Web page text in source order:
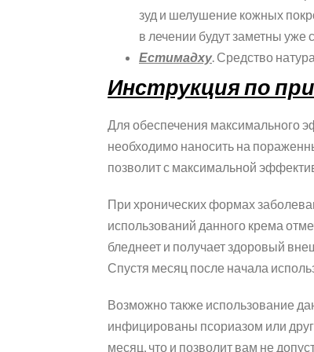
зуд и шелушение кожных
в лечении будут заметны уже
Естимадху. Средство
Инструкция по
Для обеспечения максимального
необходимо наносить на
позволит с максимальной
При хронических формах
использований данного крема
бледнеет и получает здоровый
Спустя месяц после начала
Возможно также использование
инфицированы псориазом или
месяц, что и позволит вам не